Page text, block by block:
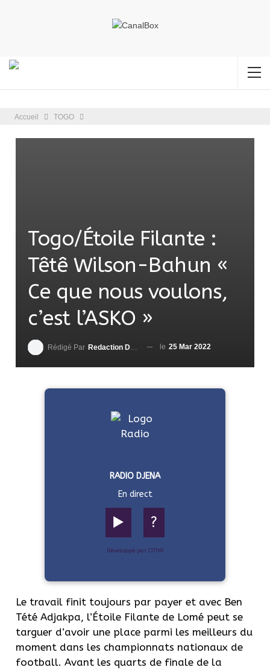
Accueil TOGO
Togo/Étoile Filante :
Têtê Wilson-Bahun «
Ce que nous voulons,
c’est l’ASKO »
Rédigé Par Redaction DjenaSport le 25 Mar 2022
RADIO DJENA
En direct
▶️ ?
Développé par OTIYA
Le travail finit toujours par payer et avec Ben
Tété Adjakpa, l’Étoile Filante de Lomé peut se
targuer d’avoir une place parmi les meilleurs du
moment dans les championnats nationaux de
football. Avant les quarts de finale de la